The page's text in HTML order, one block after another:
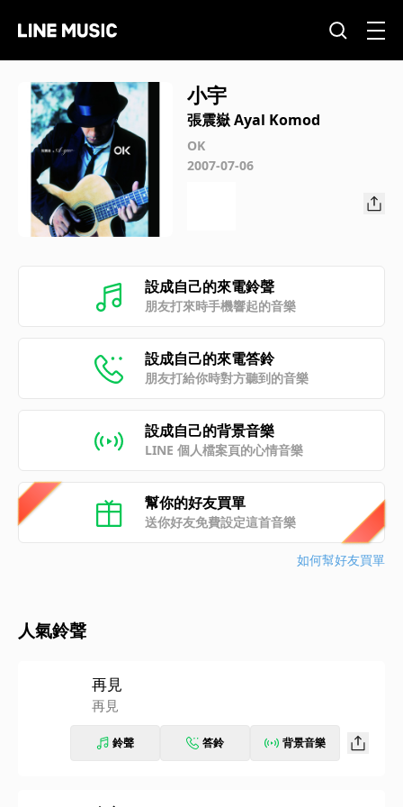
小宇
張震嶽 Ayal Komod
OK
2007-07-06
設成自己的來電鈴聲
朋友打來時手機響起的音樂
設成自己的來電答鈴
朋友打給你時對方聽到的音樂
設成自己的背景音樂
LINE 個人檔案頁的心情音樂
幫你的好友買單
送你好友免費設定這首音樂
如何幫好友買單
人氣鈴聲
再見
再見
鈴聲 答鈴 背景音樂